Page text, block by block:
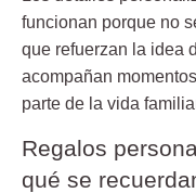
funcionan porque no
que refuerzan la idea
acompañan
parte de la vida
Regalos
qué se